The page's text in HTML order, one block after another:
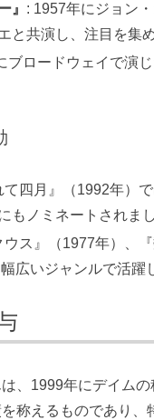
』 : 1957年にジョン
と共演し、注目を集
ブロードウェイで演
四月』（1992年）
もノミネートされまし
ウス』（1977年）、
広いジャンルで活躍
、1999年にデイム
称えるものであり